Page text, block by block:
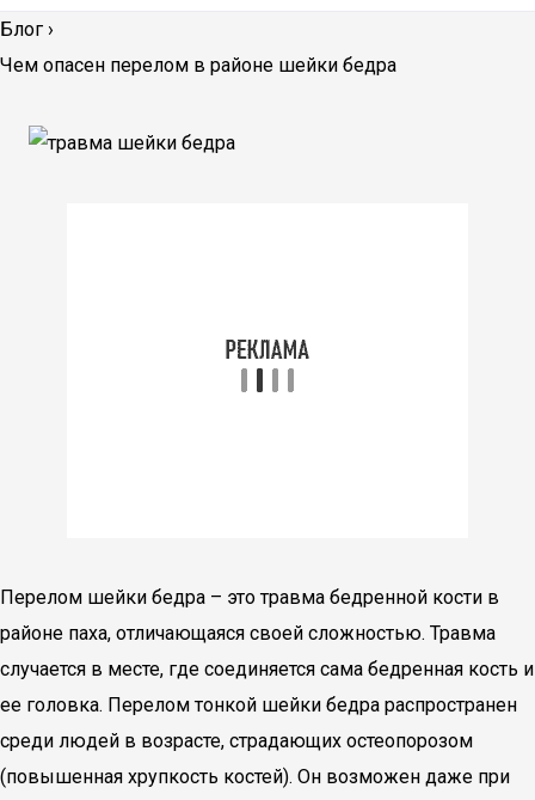
Блог ›
Чем опасен перелом в районе шейки бедра
Перелом шейки бедра – это травма бедренной кости в
районе паха, отличающаяся своей сложностью. Травма
случается в месте, где соединяется сама бедренная кость и
ее головка. Перелом тонкой шейки бедра распространен
среди людей в возрасте, страдающих остеопорозом
(повышенная хрупкость костей). Он возможен даже при